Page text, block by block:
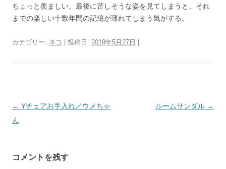
ちょっと羨ましい。最後に苦しそうな姿を見てしまうと、それ
までの楽しい十数年間の記憶が薄れてしまう気がする。
カテゴリー: ネコ | 投稿日: 2019年5月27日
投
稿
ゲ
← Yチェアお手入れ／ウメちゃ
ん
ルームサンダル →
コメントを残す